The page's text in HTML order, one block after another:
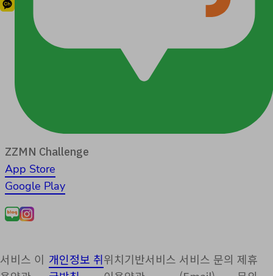
ZZMN Challenge
App Store
Google Play
서비스 이 개인정보 취위치기반서비스 서비스 문의 제휴